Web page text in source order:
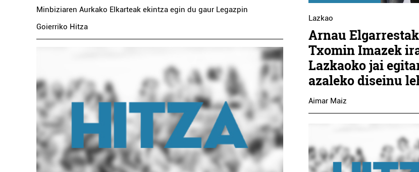
Minbiziaren Aurkako Elkarteak ekintza egin du gaur Legazpin
Goierriko Hitza
Lazkao
Arnau
Txomin Imazek
Lazkaoko jai
azaleko diseinu
Aimar Maiz